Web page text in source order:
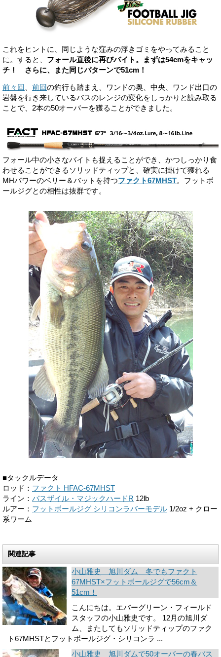
これをヒントに、同じような窪みの浮きゴミをやってみること
に。すると、 フォール直後に再びバイト。まずは54cmをキャッ
チ！ さらに、また同じパターンで51cm！
前々回 、 前回の釣行も踏まえ、ワンドの奥、中央、ワンド出口の
岩盤を行き来しているバスのレンジの変化をしっかりと読み取る
ことで、2本の50オーバーを獲ることができました。
フォール中の小さなバイトも捉えることができ、かつしっかり食
わせることができるソリッドティップと、確実に掛けて獲れる
MHパワーのベリー＆バットを持つファクト67MHST。フットボ
ールジグとの相性は抜群です。
■タックルデータ
ロッド： ファクト HFAC-67MHST
ライン： バスザイル・マジックハードR 12lb
ルアー： フットボールジグ シリコンラバーモデル 1/2oz + クロー
系ワーム
関連記事
小山雅史 旭川ダム 冬でもファクト
67MHST×フットボールジグで56cm＆
51cm！
こんにちは。エバーグリーン・フィールド
スタッフの小山雅史です。 12月の旭川ダ
ム、またしてもソリッドティップのファク
ト67MHSTとフットボールジグ・シリコンラ ...
小山雅史 旭川ダムで50オーバーの春バス